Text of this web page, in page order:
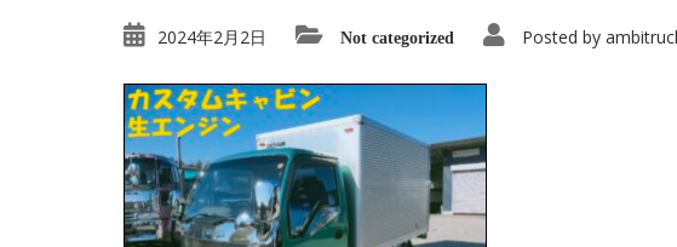
2024年2月2日 Not categorized Posted by